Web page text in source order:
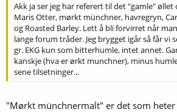
Akk ja ser jeg har referert til det "gamle" øllet
Maris Otter, mørkt münchner, havregryn,
og Roasted Barley. Lett å bli forvirret når
lange forum tråder. Jeg brygget igår så får vi
gr. EKG kun som bitterhumle, intet annet.
kanskje (hva er ørkt munchner), minus
sene tilsetninger...
"Mørkt münchnermalt" er det som